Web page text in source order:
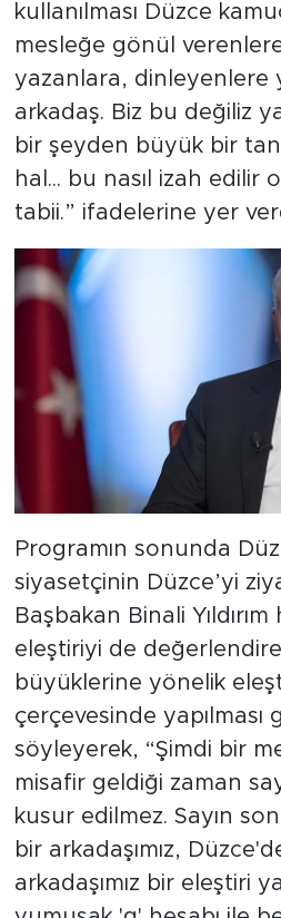
kullanılması Düzce
mesleğe gönül
yazanlara, dinleyenlere
arkadaş. Biz bu değiliz
bir şeyden büyük bir
hal... bu nasıl izah edilir
tabii.” ifadelerine yer
Programın sonunda
siyasetçinin Düzce’yi
Başbakan Binali Yıldırım
eleştiriyi de
büyüklerine yönelik
çerçevesinde yapılması
söyleyerek, “Şimdi bir
misafir geldiği zaman
kusur edilmez. Sayın
bir arkadaşımız,
arkadaşımız bir eleştiri